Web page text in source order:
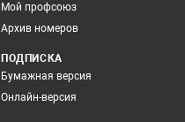
Мой профсоюз
Архив номеров
ПОДПИСКА
Бумажная версия
Онлайн-версия